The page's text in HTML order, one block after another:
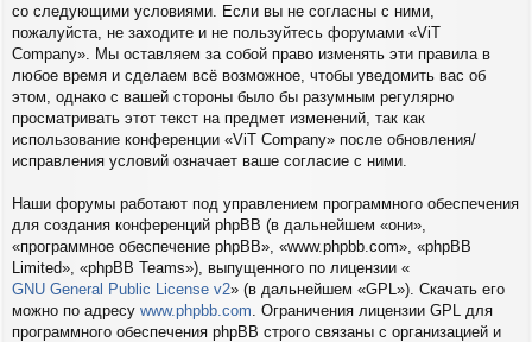
со следующими условиями. Если вы не согласны с ними,
пожалуйста, не заходите и не пользуйтесь форумами «ViT
Company». Мы оставляем за собой право изменять эти правила в
любое время и сделаем всё возможное, чтобы уведомить вас об
этом, однако с вашей стороны было бы разумным регулярно
просматривать этот текст на предмет изменений, так как
использование конференции «ViT Company» после обновления/
исправления условий означает ваше согласие с ними.
Наши форумы работают под управлением программного обеспечения
для создания конференций phpBB (в дальнейшем «они»,
«программное обеспечение phpBB», «www.phpbb.com», «phpBB
Limited», «phpBB Teams»), выпущенного по лицензии «
GNU General Public License v2» (в дальнейшем «GPL»). Скачать его
можно по адресу www.phpbb.com . Ограничения лицензии GPL для
программного обеспечения phpBB строго связаны с организацией и